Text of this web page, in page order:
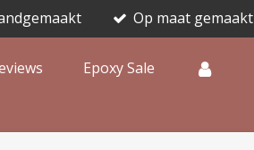
Op maat gemaakt
Epoxy Sale